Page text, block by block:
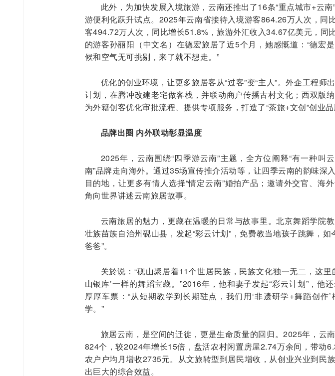
此外，为加快发展入境旅游，云南还推出了16条“重点城市+云
游便利化跃升试点。2025年云南省接待入境游客864.26万人次，同
客494.72万人次，同比增长51.8%，旅游外汇收入34.67亿美元，同
的游客孙丽阳（中文名）在德宏旅居了近5个月，她感慨道：“德宏
候和空气无可挑剔，来了就不想走。”
优化的创业环境，让更多旅居客从“过客”变“主人”。外企工程师
计划，在腾冲改建老宅做客栈，并联动商户传播古村文化；西双版
为外籍创客优化审批流程、提供专项服务，打造了“茶旅+文创”创业品
品牌出圈 内外联动彰显温度
2025年，云南围绕“四季游云南”主题，全方位阐释“有一种叫
南”品牌走向海外。通过35场宣传推介活动等，让四季云南的韵味深
目的地，让更多有情人选择“情定云南”婚拍产品；邀请外交官、海
角向世界讲述云南旅居故事。
云南旅居的魅力，更藏在温暖的日常与故事里。北京舞蹈学院
壮族苗族自治州砚山县，发起“彩云计划”，免费教当地孩子跳舞，如
爸爸”。
关於说：“砚山聚居着11个世居民族，民族文化独一无二，这里
山银库’一样的舞蹈宝藏。”2016年，他和妻子发起“彩云计划”，他
厚厚车票：“从短期教学到长期驻点，我们用‘非遗研学+舞蹈创作
学。”
旅居云南，是空间的迁徙，更是生命质量的回归。2025年，云
824个，较2024年增长15倍，盘活农村闲置房屋2.74万余间，带动
农户户均月增收2735元。从文旅转型到居民增收，从创业兴业到民
出巨大的综合效益。